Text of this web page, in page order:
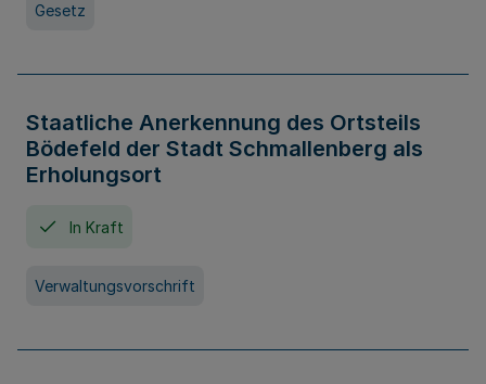
Gesetz
Staatliche Anerkennung des Ortsteils
Bödefeld der Stadt Schmallenberg als
Erholungsort
In Kraft
Verwaltungsvorschrift